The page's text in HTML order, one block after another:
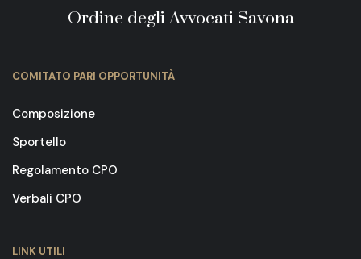
Ordine degli Avvocati Savona
COMITATO PARI OPPORTUNITÀ
Composizione
Sportello
Regolamento CPO
Verbali CPO
LINK UTILI